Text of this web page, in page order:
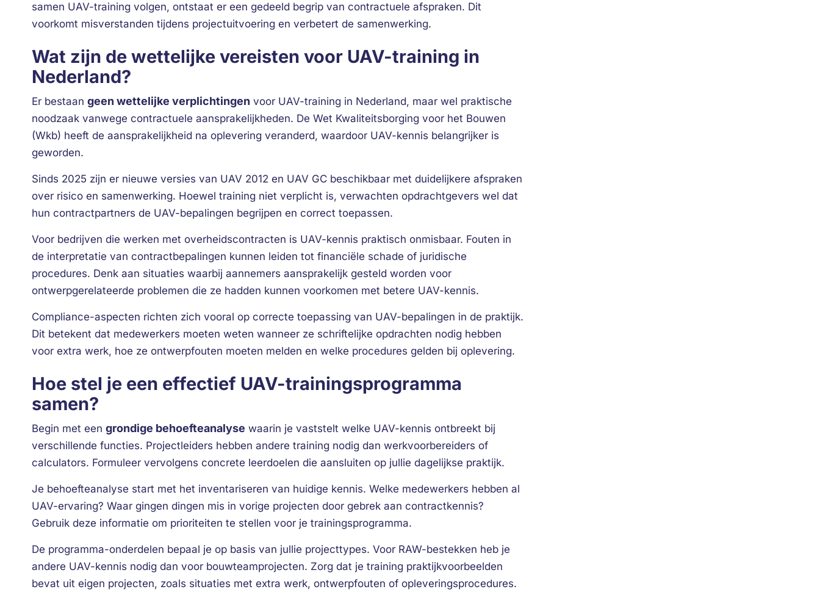
samen UAV-training volgen, ontstaat er een gedeeld begrip van contractuele afspraken. Dit
voorkomt misverstanden tijdens projectuitvoering en verbetert de samenwerking.
Wat zijn de wettelijke vereisten voor UAV-training in
Nederland?
Er bestaan geen wettelijke verplichtingen voor UAV-training in Nederland, maar wel praktische
noodzaak vanwege contractuele aansprakelijkheden. De Wet Kwaliteitsborging voor het Bouwen
(Wkb) heeft de aansprakelijkheid na oplevering veranderd, waardoor UAV-kennis belangrijker is
geworden.
Sinds 2025 zijn er nieuwe versies van UAV 2012 en UAV GC beschikbaar met duidelijkere afspraken
over risico en samenwerking. Hoewel training niet verplicht is, verwachten opdrachtgevers wel dat
hun contractpartners de UAV-bepalingen begrijpen en correct toepassen.
Voor bedrijven die werken met overheidscontracten is UAV-kennis praktisch onmisbaar. Fouten in
de interpretatie van contractbepalingen kunnen leiden tot financiële schade of juridische
procedures. Denk aan situaties waarbij aannemers aansprakelijk gesteld worden voor
ontwerpgerelateerde problemen die ze hadden kunnen voorkomen met betere UAV-kennis.
Compliance-aspecten richten zich vooral op correcte toepassing van UAV-bepalingen in de praktijk.
Dit betekent dat medewerkers moeten weten wanneer ze schriftelijke opdrachten nodig hebben
voor extra werk, hoe ze ontwerpfouten moeten melden en welke procedures gelden bij oplevering.
Hoe stel je een effectief UAV-trainingsprogramma
samen?
Begin met een grondige behoefteanalyse waarin je vaststelt welke UAV-kennis ontbreekt bij
verschillende functies. Projectleiders hebben andere training nodig dan werkvoorbereiders of
calculators. Formuleer vervolgens concrete leerdoelen die aansluiten op jullie dagelijkse praktijk.
Je behoefteanalyse start met het inventariseren van huidige kennis. Welke medewerkers hebben al
UAV-ervaring? Waar gingen dingen mis in vorige projecten door gebrek aan contractkennis?
Gebruik deze informatie om prioriteiten te stellen voor je trainingsprogramma.
De programma-onderdelen bepaal je op basis van jullie projecttypes. Voor RAW-bestekken heb je
andere UAV-kennis nodig dan voor bouwteamprojecten. Zorg dat je training praktijkvoorbeelden
bevat uit eigen projecten, zoals situaties met extra werk, ontwerpfouten of opleveringsprocedures.